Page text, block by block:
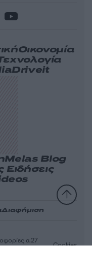
Οικονομία
Driveit
Melas Blog
Διαφήμιση
α.27
Cookies